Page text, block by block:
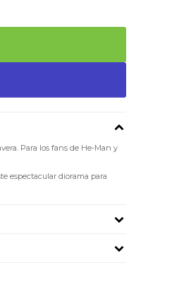
Para los fans de He-Man y
espectacular diorama para